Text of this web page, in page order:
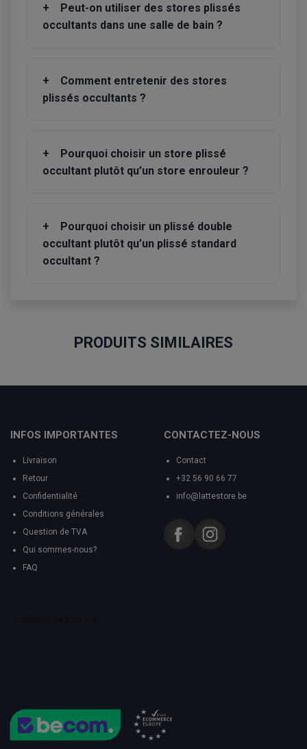
+
Peut-on utiliser des stores plissés
occultants dans une salle de bain ?
+
Comment entretenir des stores
plissés occultants ?
+
Pourquoi choisir un store plissé
occultant plutôt qu’un store enrouleur ?
+
Pourquoi choisir un plissé double
occultant plutôt qu’un plissé standard
occultant ?
PRODUITS SIMILAIRES
INFOS IMPORTANTES
Livraison
Retour
Confidentialité
Conditions générales
Question de TVA
Qui sommes-nous?
FAQ
CONTACTEZ-NOUS
Contact
+32 56 90 66 77
info@lattestore.be